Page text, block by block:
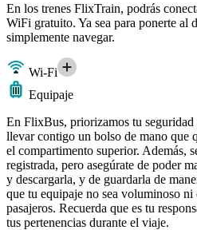
En los trenes FlixTrain, podrás
WiFi gratuito. Ya sea para ponerte al
simplemente navegar.
Wi-Fi
Equipaje
En FlixBus, priorizamos tu
llevar contigo un bolso de mano que
el compartimento superior. Además,
registrada, pero asegúrate de poder
y descargarla, y de guardarla de
que tu equipaje no sea voluminoso ni
pasajeros. Recuerda que es tu
tus pertenencias durante el viaje.